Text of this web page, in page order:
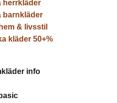
herrkläder
barnkläder
& livsstil
kläder 50+%
info